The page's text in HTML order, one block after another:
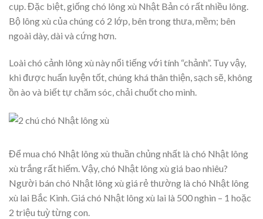
cụp. Đặc biệt, giống chó lông xù Nhật Bản có rất nhiều lông.
Bộ lông xù của chúng có 2 lớp, bên trong thưa, mềm; bên
ngoài dày, dài và cứng hơn.
Loài chó cảnh lông xù này nổi tiếng với tính “chảnh”. Tuy vậy,
khi được huấn luyện tốt, chúng khá thân thiện, sạch sẽ, không
ồn ào và biết tự chăm sóc, chải chuốt cho mình.
Để mua chó Nhật lông xù thuần chủng nhất là chó Nhật lông
xù trắng rất hiếm. Vậy, chó Nhật lông xù giá bao nhiêu?
Người bán chó Nhật lông xù giá rẻ thường là chó Nhật lông
xù lai Bắc Kinh. Giá chó Nhật lông xù lai là 500 nghìn – 1 hoặc
2 triệu tuỳ từng con.